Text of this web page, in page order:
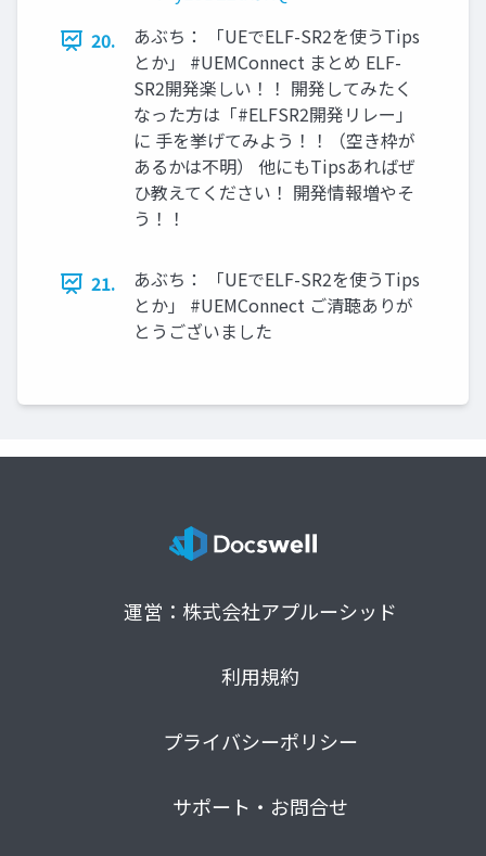
20.
あぶち： 「UEでELF-SR2を使うTips
とか」 #UEMConnect まとめ ELF-
SR2開発楽しい！！ 開発してみたく
なった方は「#ELFSR2開発リレー」
に 手を挙げてみよう！！（空き枠が
あるかは不明） 他にもTipsあればぜ
ひ教えてください！ 開発情報増やそ
う！！
21.
あぶち： 「UEでELF-SR2を使うTips
とか」 #UEMConnect ご清聴ありが
とうございました
運営：株式会社アプルーシッド
利用規約
プライバシーポリシー
サポート・お問合せ